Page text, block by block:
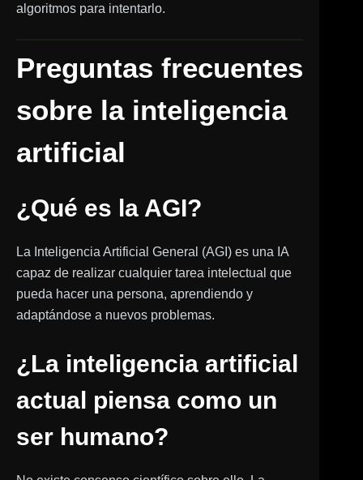
algoritmos para intentarlo.
Preguntas frecuentes
sobre la inteligencia
artificial
¿Qué es la AGI?
La Inteligencia Artificial General (AGI) es una IA
capaz de realizar cualquier tarea intelectual que
pueda hacer una persona, aprendiendo y
adaptándose a nuevos problemas.
¿La inteligencia artificial
actual piensa como un
ser humano?